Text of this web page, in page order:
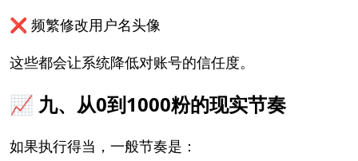
❌ 频繁修改用户名头像
这些都会让系统降低对账号的信任度。
📈 九、从0到1000粉的现实节奏
如果执行得当，一般节奏是：